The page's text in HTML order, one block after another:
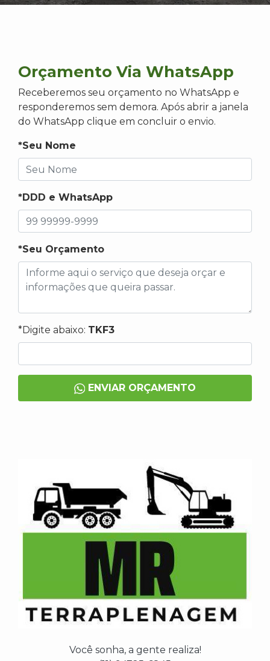
Orçamento Via WhatsApp
Receberemos seu orçamento no WhatsApp e
responderemos sem demora. Após abrir a janela
do WhatsApp clique em concluir o envio.
*Seu Nome
*DDD e WhatsApp
*Seu Orçamento
*Digite abaixo: TKF3
ENVIAR ORÇAMENTO
Você sonha, a gente realiza!